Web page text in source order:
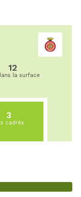
12
la surface
3
cadrés